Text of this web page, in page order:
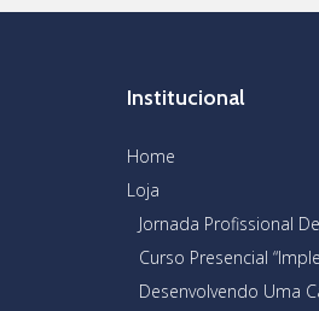
Institucional
Home
Loja
Jornada Profissional
Curso Presencial
Desenvolvendo Uma